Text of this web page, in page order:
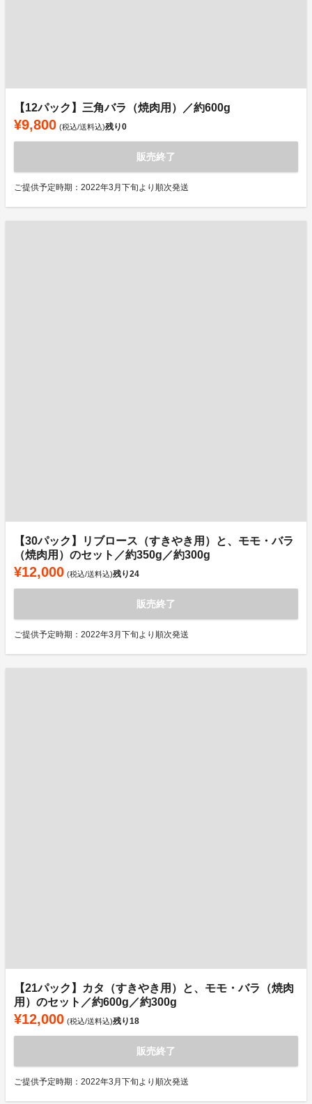
【12パック】三角バラ（焼肉用）／約600g
¥9,800 (税込/送料込)残り0
販売終了
ご提供予定時期：2022年3月下旬より順次発送
【30パック】リブロース（すきやき用）と、モモ・バラ
（焼肉用）のセット／約350g／約300g
¥12,000 (税込/送料込)残り24
販売終了
ご提供予定時期：2022年3月下旬より順次発送
【21パック】カタ（すきやき用）と、モモ・バラ（焼肉
用）のセット／約600g／約300g
¥12,000 (税込/送料込)残り18
販売終了
ご提供予定時期：2022年3月下旬より順次発送